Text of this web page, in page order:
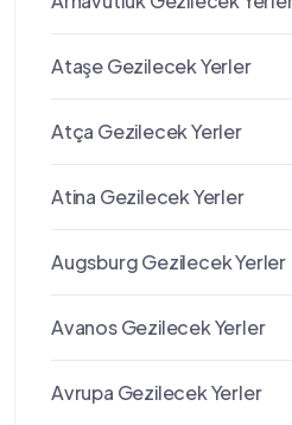
Ataşe Gezilecek Yerler
Atça Gezilecek Yerler
Atina Gezilecek Yerler
Augsburg Gezilecek Yerler
Avanos Gezilecek Yerler
Avrupa Gezilecek Yerler